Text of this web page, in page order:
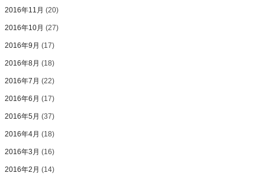
2016年11月 (20)
2016年10月 (27)
2016年9月 (17)
2016年8月 (18)
2016年7月 (22)
2016年6月 (17)
2016年5月 (37)
2016年4月 (18)
2016年3月 (16)
2016年2月 (14)